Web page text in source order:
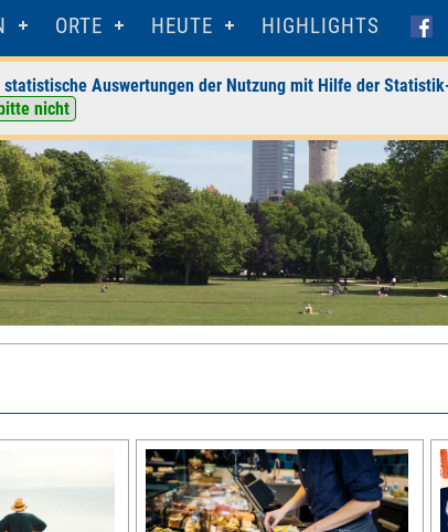
ORTE HEUTE HIGHLIGHTS
Auswertungen der Nutzung mit Hilfe der
nicht